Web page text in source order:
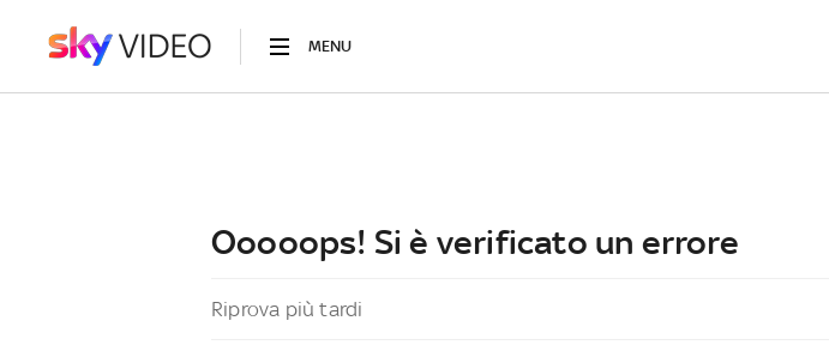
MENU
Ooooops! Si è verificato un errore
Riprova più tardi